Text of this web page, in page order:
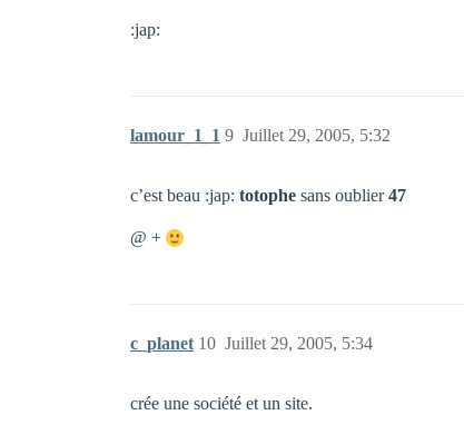
:jap:
lamour_1_1 Juillet 29, 2005, 5:32
9
c’est beau :jap: totophe sans oublier47
@ +
c_planet Juillet 29, 2005, 5:34
10
crée une société et un site.